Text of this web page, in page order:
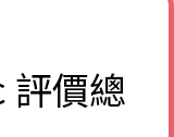
評價總